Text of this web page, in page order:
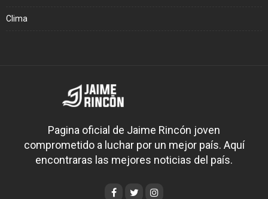
Clima
Pagina oficial de Jaime Rincón joven
comprometido a luchar por un mejor país. Aquí
encontraras las mejores noticias del país.